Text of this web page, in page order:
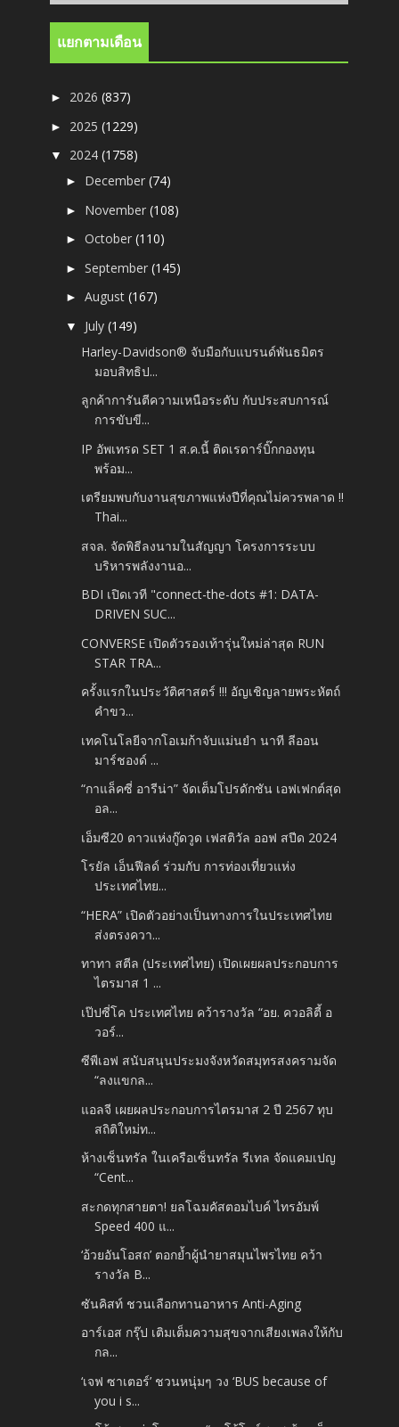
แยกตามเดือน
► 2026(837)
► 2025(1229)
▼ 2024(1758)
► December(74)
► November(108)
►October(110)
►September(145)
►August(167)
▼ July(149)
Harley-Davidson® จับมือกับแบรนด์พันธมิตร
มอบสิทธิป...
ลูกค้าการันตีความเหนือระดับ กับประสบการณ์
การขับขี...
IP อัพเทรด SET 1 ส.ค.นี้ ติดเรดาร์บิ๊กกองทุน
พร้อม...
เตรียมพบกับงานสุขภาพแห่งปีที่คุณไม่ควรพลาด !!
Thai...
สจล. จัดพิธีลงนามในสัญญา โครงการระบบ
บริหารพลังงานอ...
BDI เปิดเวที "connect-the-dots #1: DATA-
DRIVEN SUC...
CONVERSE เปิดตัวรองเท้ารุ่นใหม่ล่าสุด RUN
STAR TRA...
ครั้งแรกในประวัติศาสตร์ !!! อัญเชิญลายพระหัตถ์
คำขว...
เทคโนโลยีจากโอเมก้าจับแม่นยำ นาที ลีออน
มาร์ชองด์ ...
“กาแล็คซี่ อารีน่า” จัดเต็มโปรดักชัน เอฟเฟกต์สุด
อล...
เอ็มซี20 ดาวแห่งกู๊ดวูด เฟสติวัล ออฟ สปีด 2024
โรยัล เอ็นฟีลด์ ร่วมกับ การท่องเที่ยวแห่ง
ประเทศไทย...
“HERA” เปิดตัวอย่างเป็นทางการในประเทศไทย
ส่งตรงควา...
ทาทา สตีล (ประเทศไทย) เปิดเผยผลประกอบการ
ไตรมาส 1 ...
เป๊ปซี่โค ประเทศไทย คว้ารางวัล “อย. ควอลิตี้ อ
วอร์...
ซีพีเอฟ สนับสนุนประมงจังหวัดสมุทรสงครามจัด
“ลงแขกล...
แอลจี เผยผลประกอบการไตรมาส 2 ปี 2567 ทุบ
สถิติใหม่ท...
ห้างเซ็นทรัล ในเครือเซ็นทรัล รีเทล จัดแคมเปญ
“Cent...
สะกดทุกสายตา! ยลโฉมคัสตอมไบค์ ไทรอัมพ์
Speed 400 แ...
‘อ้วยอันโอสถ’ ตอกย้ำผู้นำยาสมุนไพรไทย คว้า
รางวัล B...
ซันคิสท์ ชวนเลือกทานอาหาร Anti-Aging
อาร์เอส กรุ๊ป เติมเต็มความสุขจากเสียงเพลงให้กับ
กล...
‘เจฟ ซาเตอร์’ ชวนหนุ่มๆ วง ‘BUS because of
you i s...